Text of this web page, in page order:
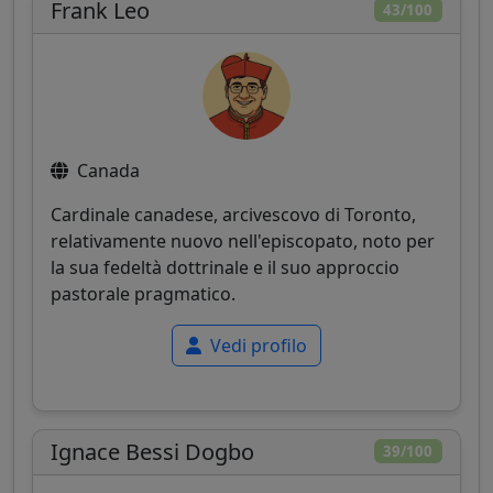
43/100
Frank Leo
Canada
Cardinale canadese, arcivescovo di Toronto,
relativamente nuovo nell'episcopato, noto per
la sua fedeltà dottrinale e il suo approccio
pastorale pragmatico.
Vedi profilo
39/100
Ignace Bessi Dogbo